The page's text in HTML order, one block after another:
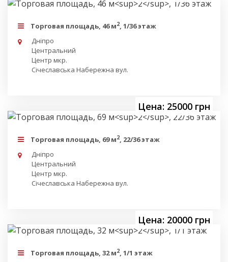
Торговая площадь, 46 м2, 1/36 этаж
Дніпро
Центральний
Центр мкр.
Січеславська Набережна вул.
Цена: 25000 грн
Торговая площадь, 69 м2, 22/36 этаж
Дніпро
Центральний
Центр мкр.
Січеславська Набережна вул.
Цена: 20000 грн
Торговая площадь, 32 м2, 1/1 этаж